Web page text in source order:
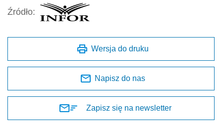
Źródło:
Wersja do druku
Napisz do nas
Zapisz się na newsletter